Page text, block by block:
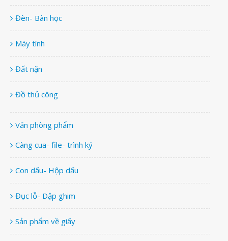
Đèn- Bàn học
Máy tính
Đất nặn
Đồ thủ công
Văn phòng phẩm
Càng cua- file- trình ký
Con dấu- Hộp dấu
Đục lỗ- Dập ghim
Sản phẩm về giấy